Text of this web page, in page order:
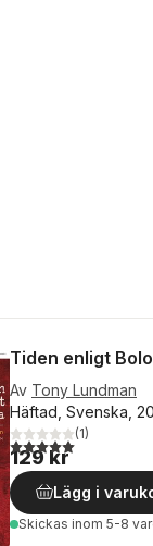
Tiden enligt
Av Tony Lundman
Häftad, Svenska,
5,0utav 5 stjärnor.
(1)
129 kr
Lägg i
Skickas inom 5-8